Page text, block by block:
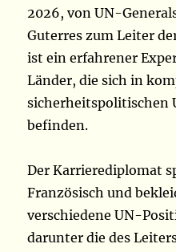
2026, von UN-
Guterres zum Leiter
ist ein erfahrener
Länder, die sich in
sicherheitspolitischen
befinden.
Der Karrierediplomat
Französisch und
verschiedene UN-
darunter die des